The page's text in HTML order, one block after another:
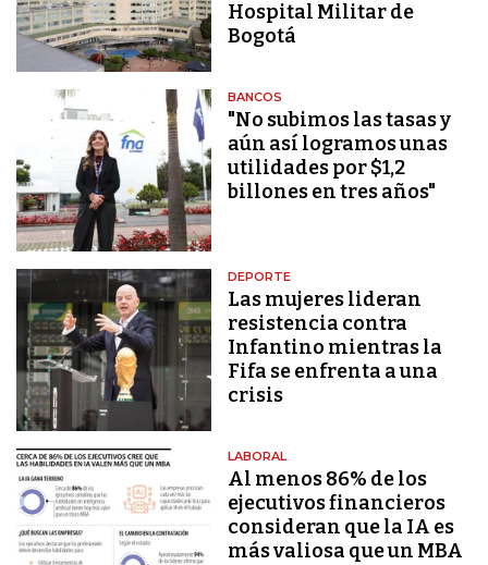
Hospital Militar de
Bogotá
BANCOS
"No subimos las tasas y
aún así logramos unas
utilidades por $1,2
billones en tres años"
DEPORTE
Las mujeres lideran
resistencia contra
Infantino mientras la
Fifa se enfrenta a una
crisis
LABORAL
Al menos 86% de los
ejecutivos financieros
consideran que la IA es
más valiosa que un MBA